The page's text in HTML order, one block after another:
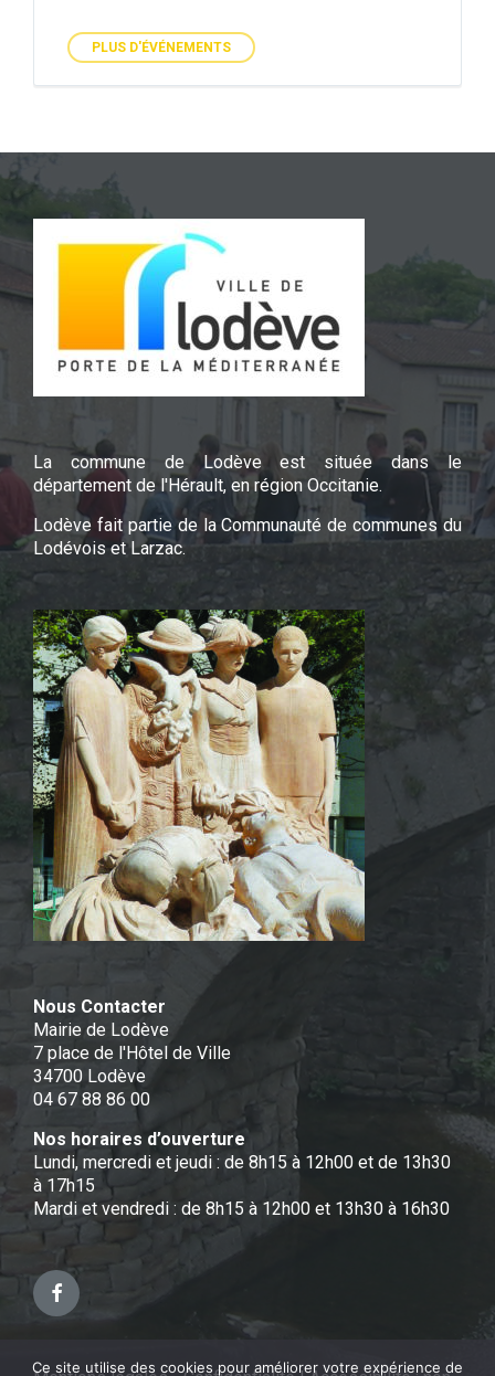
PLUS D'ÉVÉNEMENTS
La commune de Lodève est située dans le
département de l'Hérault, en région Occitanie.
Lodève fait partie de la Communauté de communes du
Lodévois et Larzac.
Nous Contacter
Mairie de Lodève
7 place de l'Hôtel de Ville
34700 Lodève
04 67 88 86 00
Nos horaires d’ouverture
Lundi, mercredi et jeudi : de 8h15 à 12h00 et de 13h30
à 17h15
Mardi et vendredi : de 8h15 à 12h00 et 13h30 à 16h30
Facebook
Ce site utilise des cookies pour améliorer votre expérience de